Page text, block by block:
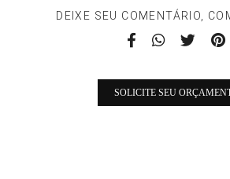
DEIXE SEU COMENTÁRIO,
SOLICITE SEU